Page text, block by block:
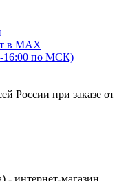
в MAX
16:00 по МСК)
России при заказе от
- интернет-магазин